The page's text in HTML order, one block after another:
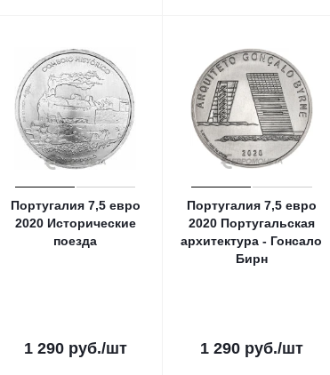
Португалия 7,5 евро
2020 Исторические
поезда
1 290руб./шт
Португалия 7,5 евро
2020 Португальская
архитектура - Гонсало
Бирн
1 290руб./шт